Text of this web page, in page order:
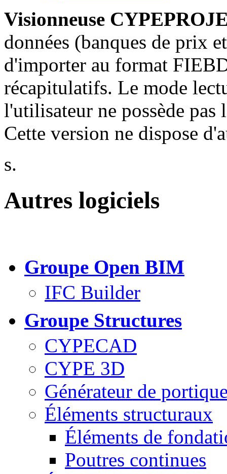
Visionneuse
données (banques de prix
d'importer au format
récapitulatifs. Le mode
l'utilisateur ne possède pas
Cette version ne dispose
s.
Autres logiciels
Groupe Open BIM
IFC Builder
Groupe Structures
CYPECAD
CYPE 3D
Générateur de
Éléments structuraux
Éléments de
Poutres continues